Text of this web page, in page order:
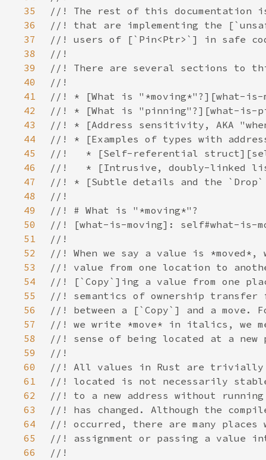
35
36
37
38
39
40
41
42
43
44
45
46
47
48
49
50
51
52
53
54
55
56
57
58
59
60
61
62
63
64
65
66